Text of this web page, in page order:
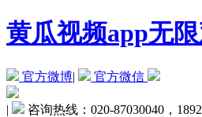
黄瓜视频app无
官方微博| 官方微信
| 咨询热线：020-87030040，